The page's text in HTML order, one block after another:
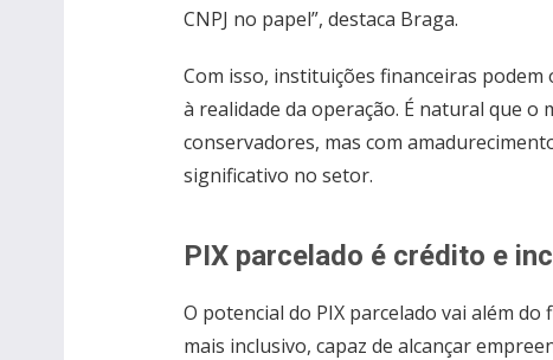
CNPJ no papel”, destaca Braga.
Com isso, instituições financeiras
à realidade da operação. É natural que o
conservadores, mas com
significativo no setor.
PIX parcelado é crédito e
O potencial do PIX parcelado vai além
mais inclusivo, capaz de alcançar